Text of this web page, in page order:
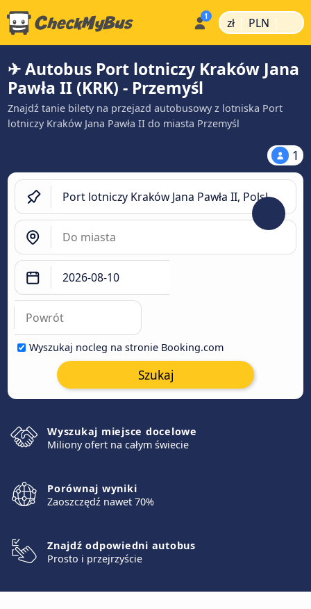
zł | PLN |
✈ Autobus Port lotniczy Kraków Jana
Pawła II (KRK) - Przemyśl
Znajdź tanie bilety na przejazd autobusowy z lotniska Port
lotniczy Kraków Jana Pawła II do miasta Przemyśl
1
Wyszukaj nocleg na stronie Booking.com
Szukaj
Wyszukaj miejsce docelowe
Miliony ofert na całym świecie
Porównaj wyniki
Zaoszczędź nawet 70%
Znajdź odpowiedni autobus
Prosto i przejrzyście